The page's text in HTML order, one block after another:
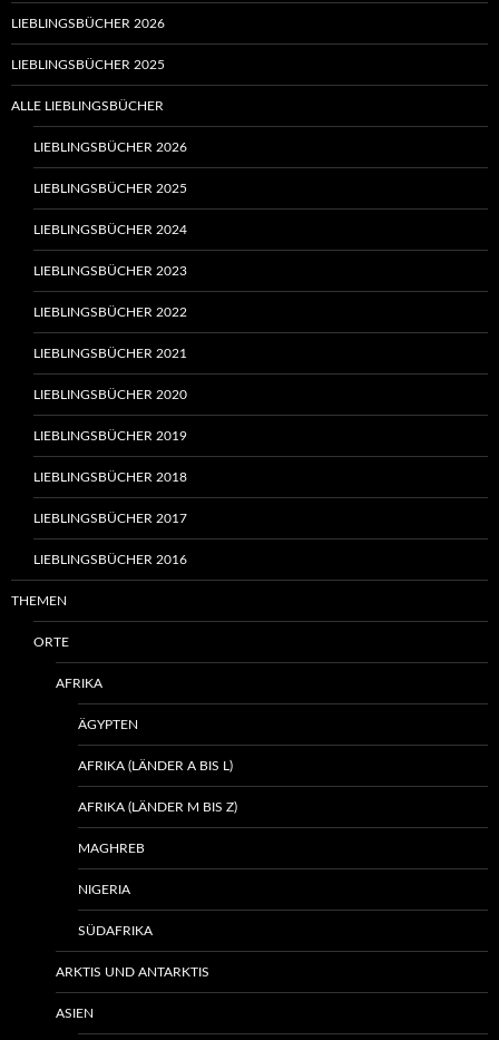
LIEBLINGSBÜCHER 2026
LIEBLINGSBÜCHER 2025
ALLE LIEBLINGSBÜCHER
LIEBLINGSBÜCHER 2026
LIEBLINGSBÜCHER 2025
LIEBLINGSBÜCHER 2024
LIEBLINGSBÜCHER 2023
LIEBLINGSBÜCHER 2022
LIEBLINGSBÜCHER 2021
LIEBLINGSBÜCHER 2020
LIEBLINGSBÜCHER 2019
LIEBLINGSBÜCHER 2018
LIEBLINGSBÜCHER 2017
LIEBLINGSBÜCHER 2016
THEMEN
ORTE
AFRIKA
ÄGYPTEN
AFRIKA (LÄNDER A BIS L)
AFRIKA (LÄNDER M BIS Z)
MAGHREB
NIGERIA
SÜDAFRIKA
ARKTIS UND ANTARKTIS
ASIEN